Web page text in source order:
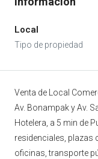
Local
Venta de Local
Av. Bonampak y Av.
Hotelera, a 5 min de
residenciales, plazas
oficinas, transporte